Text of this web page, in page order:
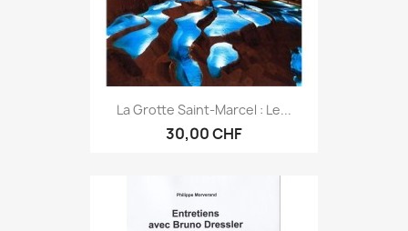
La Grotte Saint-Marcel : Le...
30,00 CHF